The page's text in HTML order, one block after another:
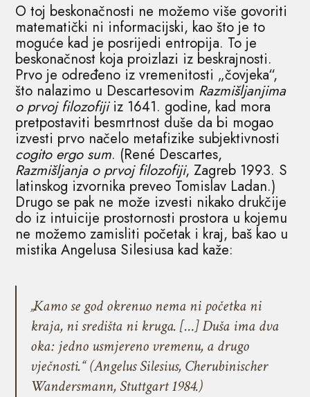
O toj beskonačnosti ne možemo više govoriti
matematički ni informacijski, kao što je to
moguće kad je posrijedi entropija. To je
beskonačnost koja proizlazi iz beskrajnosti.
Prvo je određeno iz vremenitosti „čovjeka“,
što nalazimo u Descartesovim Razmišljanjima
o prvoj filozofiji iz 1641. godine, kad mora
pretpostaviti besmrtnost duše da bi mogao
izvesti prvo načelo metafizike subjektivnosti
cogito ergo sum. (René Descartes,
Razmišljanja o prvoj filozofiji, Zagreb 1993. S
latinskog izvornika preveo Tomislav Ladan.)
Drugo se pak ne može izvesti nikako drukčije
do iz intuicije prostornosti prostora u kojemu
ne možemo zamisliti početak i kraj, baš kao u
mistika Angelusa Silesiusa kad kaže:
„Kamo se god okrenuo nema ni početka ni
kraja, ni središta ni kruga. […] Duša ima dva
oka: jedno usmjereno vremenu, a drugo
vječnosti.“ (Angelus Silesius, Cherubinischer
Wandersmann, Stuttgart 1984.)